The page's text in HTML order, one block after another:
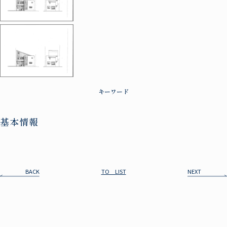
キーワード
基本情報
BACK TO LIST NEXT